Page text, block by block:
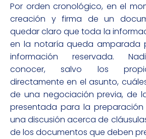
Por orden cronológico, en el
creación y firma de un
quedar claro que toda la
en la notaría queda amparada
información reservada.
conocer, salvo los
directamente en el asunto,
de una negociación previa, de
presentada para la
una discusión acerca de
de los documentos que deben